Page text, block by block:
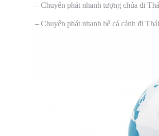
– Chuyển phát nhanh tượng chúa đi
– Chuyển phát nhanh bể cá cảnh đi